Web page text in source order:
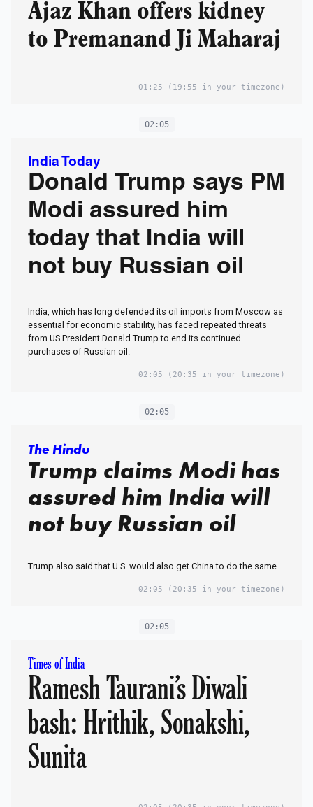
Ajaz Khan offers kidney
to Premanand Ji Maharaj
01:25 (19:55 in your timezone)
02:05
India Today
Donald Trump says PM
Modi assured him
today that India will
not buy Russian oil
India, which has long defended its oil imports from Moscow as
essential for economic stability, has faced repeated threats
from US President Donald Trump to end its continued
purchases of Russian oil.
02:05 (20:35 in your timezone)
02:05
The Hindu
Trump claims Modi has
assured him India will
not buy Russian oil
Trump also said that U.S. would also get China to do the same
02:05 (20:35 in your timezone)
02:05
Times of India
Ramesh Taurani’s Diwali
bash: Hrithik, Sonakshi,
Sunita